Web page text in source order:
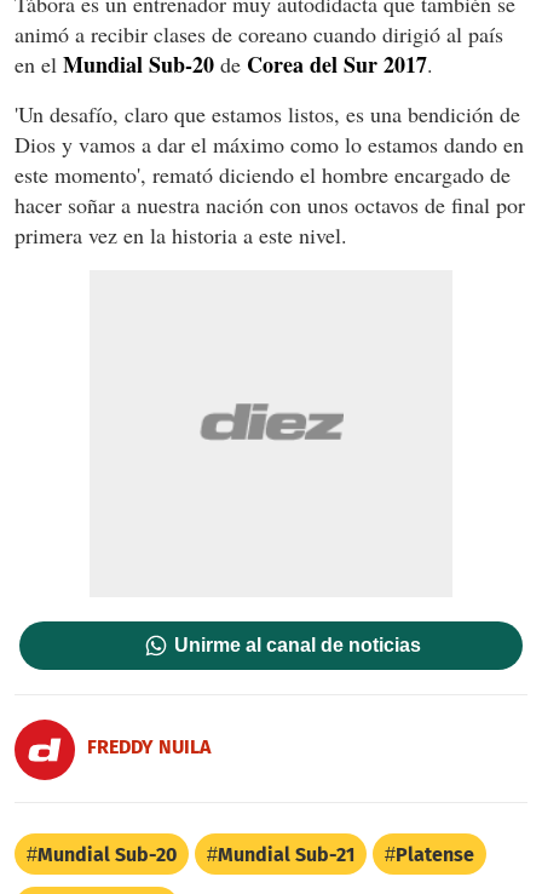
animó a recibir clases de coreano cuando dirigió al país
en el Mundial Sub-20 de Corea del Sur 2017.
'Un desafío, claro que estamos listos, es una bendición de
Dios y vamos a dar el máximo como lo estamos dando en
este momento', remató diciendo el hombre encargado de
hacer soñar a nuestra nación con unos octavos de final por
primera vez en la historia a este nivel.
Unirme al canal de noticias
FREDDY NUILA
Mundial Sub-20 Mundial Sub-21 Platense